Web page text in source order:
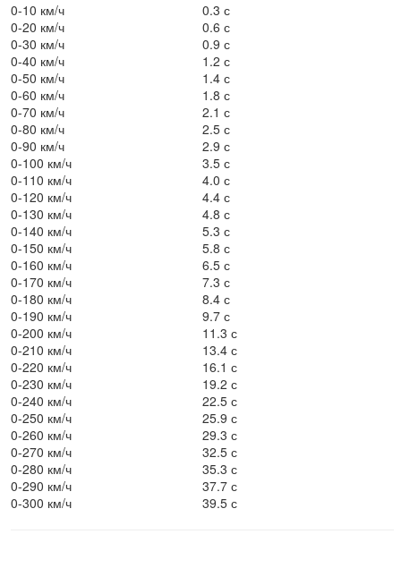
0-10 км/ч
0.3 с
0-20 км/ч
0.6 с
0-30 км/ч
0.9 с
0-40 км/ч
1.2 с
0-50 км/ч
1.4 с
0-60 км/ч
1.8 с
0-70 км/ч
2.1 с
0-80 км/ч
2.5 с
0-90 км/ч
2.9 с
0-100 км/ч
3.5 с
0-110 км/ч
4.0 с
0-120 км/ч
4.4 с
0-130 км/ч
4.8 с
0-140 км/ч
5.3 с
0-150 км/ч
5.8 с
0-160 км/ч
6.5 с
0-170 км/ч
7.3 с
0-180 км/ч
8.4 с
0-190 км/ч
9.7 с
0-200 км/ч
11.3 с
0-210 км/ч
13.4 с
0-220 км/ч
16.1 с
0-230 км/ч
19.2 с
0-240 км/ч
22.5 с
0-250 км/ч
25.9 с
0-260 км/ч
29.3 с
0-270 км/ч
32.5 с
0-280 км/ч
35.3 с
0-290 км/ч
37.7 с
0-300 км/ч
39.5 с